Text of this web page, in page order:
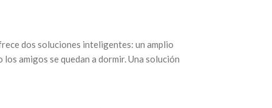
dos soluciones inteligentes: un amplio
amigos se quedan a dormir. Una solución